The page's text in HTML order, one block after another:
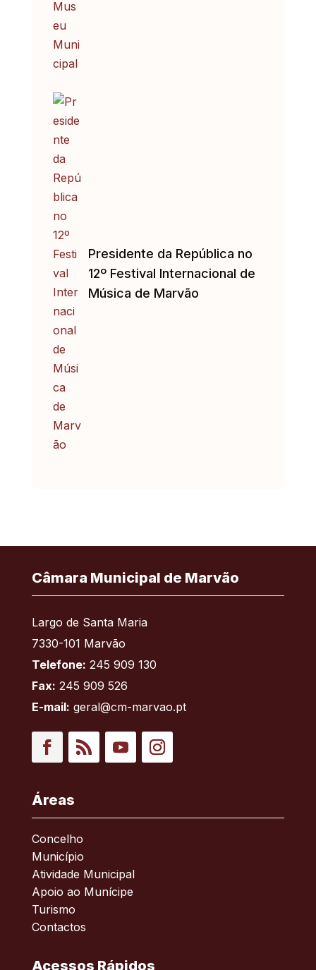
Presidente da República no
12º Festival Internacional de
Música de Marvão
Câmara Municipal de Marvão
Largo de Santa Maria
7330-101 Marvão
Telefone: 245 909 130
Fax: 245 909 526
E-mail: geral@cm-marvao.pt
Áreas
Concelho
Município
Atividade Municipal
Apoio ao Munícipe
Turismo
Contactos
Acessos Rápidos